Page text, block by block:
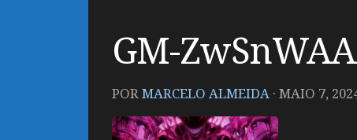
GM-
PORMARCELO ALMEIDA · MAIO 7,